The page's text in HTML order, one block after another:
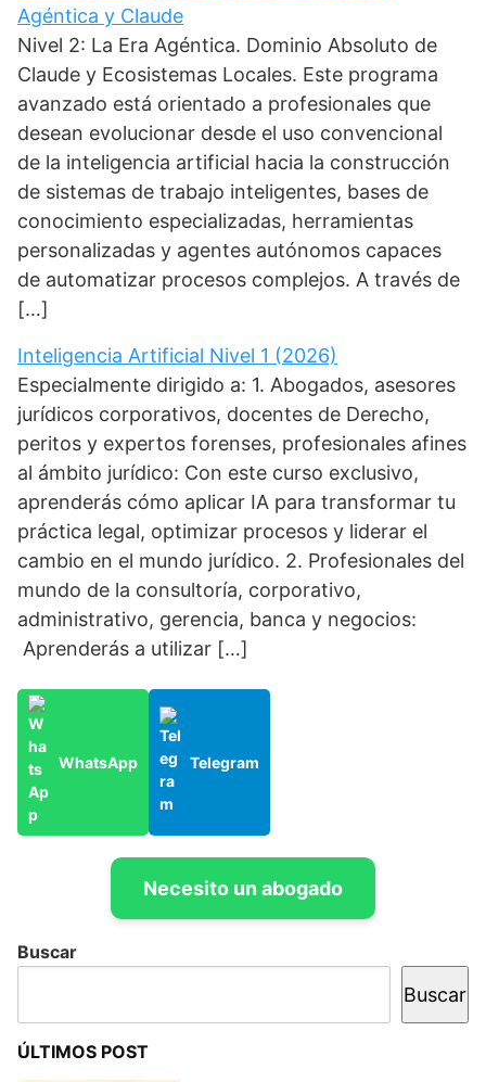
Agéntica y Claude
Nivel 2: La Era Agéntica. Dominio Absoluto de
Claude y Ecosistemas Locales. Este programa
avanzado está orientado a profesionales que
desean evolucionar desde el uso convencional
de la inteligencia artificial hacia la construcción
de sistemas de trabajo inteligentes, bases de
conocimiento especializadas, herramientas
personalizadas y agentes autónomos capaces
de automatizar procesos complejos. A través de
[…]
Inteligencia Artificial Nivel 1 (2026)
Especialmente dirigido a: 1. Abogados, asesores
jurídicos corporativos, docentes de Derecho,
peritos y expertos forenses, profesionales afines
al ámbito jurídico: Con este curso exclusivo,
aprenderás cómo aplicar IA para transformar tu
práctica legal, optimizar procesos y liderar el
cambio en el mundo jurídico. 2. Profesionales del
mundo de la consultoría, corporativo,
administrativo, gerencia, banca y negocios:
Aprenderás a utilizar […]
WhatsApp Telegram
Necesito un abogado
Buscar
Buscar
ÚLTIMOS POST